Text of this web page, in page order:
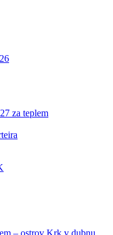
za teplem
– ostrov Krk v dubnu